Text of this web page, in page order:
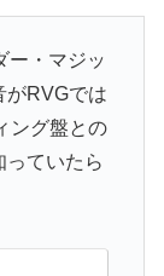
ー・マジッ
がRVGでは
ング盤との
っていたら